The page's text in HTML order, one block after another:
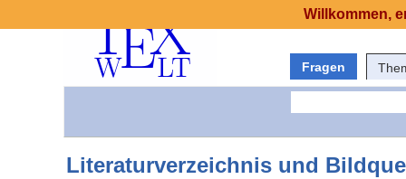
Fragen
Literaturverzeichnis und
Willkommen,